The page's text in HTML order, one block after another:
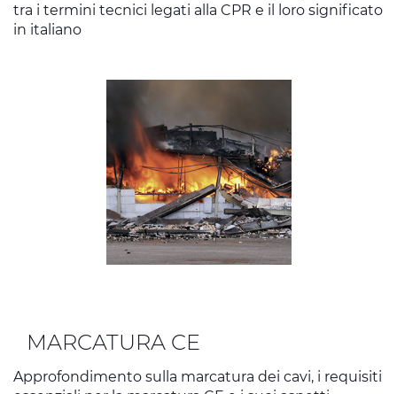
tra i termini tecnici legati alla CPR e il loro significato
in italiano
MARCATURA CE
Approfondimento sulla marcatura dei cavi, i requisiti